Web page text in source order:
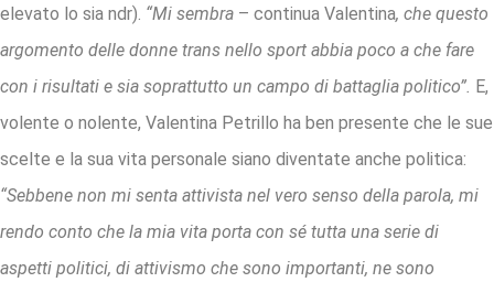
elevato lo sia ndr). “Mi sembra – continua Valentina, che questo
argomento delle donne trans nello sport abbia poco a che fare
con i risultati e sia soprattutto un campo di battaglia politico”. E,
volente o nolente, Valentina Petrillo ha ben presente che le sue
scelte e la sua vita personale siano diventate anche politica:
“Sebbene non mi senta attivista nel vero senso della parola, mi
rendo conto che la mia vita porta con sé tutta una serie di
aspetti politici, di attivismo che sono importanti, ne sono